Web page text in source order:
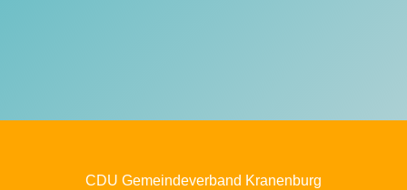
CDU Gemeindeverband Kranenburg